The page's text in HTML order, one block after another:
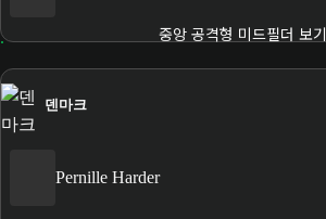
중앙 공격형 미드필더 보기
덴마크
Pernille Harder